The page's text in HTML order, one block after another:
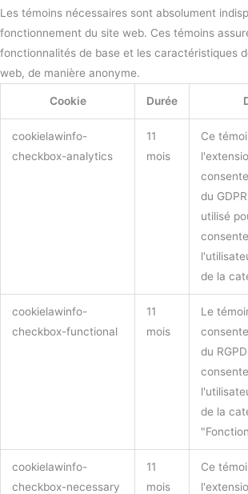
Les témoins nécessaires sont absolument
fonctionnement du site web. Ces témoins
fonctionnalités de base et les caractéristiques
web, de manière anonyme.
Cookie Durée
cookielawinfo-
checkbox-analytics
11
mois
Ce
du
utilisé
de la
cookielawinfo-
checkbox-functional
11
mois
Le
du
de la
cookielawinfo-
checkbox-necessary
11
mois
Ce